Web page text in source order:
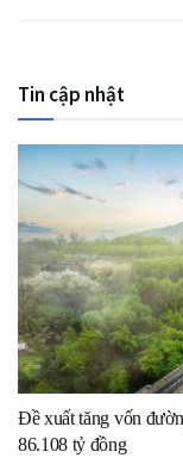
Tin cập nhật
Đề xuất tăng vốn
86.108 tỷ đồng